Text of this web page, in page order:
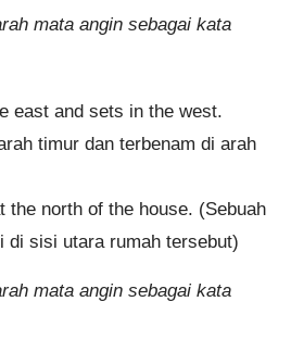
mata angin sebagai kata
east and sets in the west.
timur dan terbenam di arah
the north of the house. (Sebuah
di sisi utara rumah tersebut)
mata angin sebagai kata